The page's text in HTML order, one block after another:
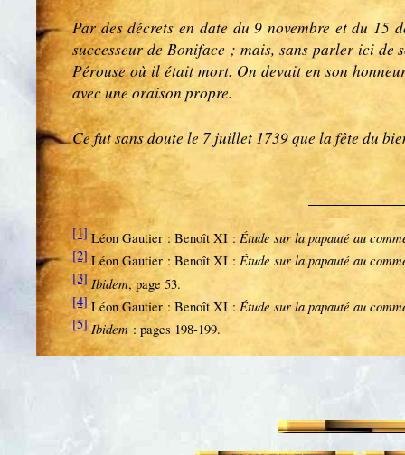
Par des décrets en date du 9 novembre et du 15
successeur de Boniface ; mais, sans parler ici de
Pérouse où il était mort. On devait en son
avec une oraison propre.
Ce fut sans doute le 7 juillet 1739 que la fête du
[1] Léon Gautier : Benoît XI : Étude sur la papauté au
[2] Léon Gautier : Benoît XI : Étude sur la papauté au
[3] Ibidem, page 53.
[4] Léon Gautier : Benoît XI : Étude sur la papauté au
[5] Ibidem : pages 198-199.